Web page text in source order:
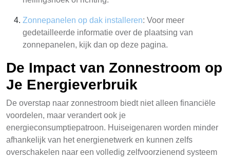
Zonnepanelen op dak installeren: Voor meer
gedetailleerde informatie over de plaatsing van
zonnepanelen, kijk dan op deze pagina.
De Impact van Zonnestroom op
Je Energieverbruik
De overstap naar zonnestroom biedt niet alleen financiële
voordelen, maar verandert ook je
energieconsumptiepatroon. Huiseigenaren worden minder
afhankelijk van het energienetwerk en kunnen zelfs
overschakelen naar een volledig zelfvoorzienend systeem